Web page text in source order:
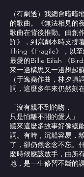
（有劇透）我總會暗暗
的歌曲。《無法相見的
歌曲在背後推動。由創
許》，到寫劇本時支撐
Thing《Fragile》，以
最愛的Billie Eilish 《
來一邊構思又一邊想起
（于逸堯作曲，林夕填
詞，這麼多年來仍然刻
「沒有親不到的吻，
只是怕離不開的愛人」
聽來這麼多故事好像總
詞。有時，沉船容易，
了，卻仍然念念不忘。
麼時候應該放手，由所
地，是一生修習不斷的課